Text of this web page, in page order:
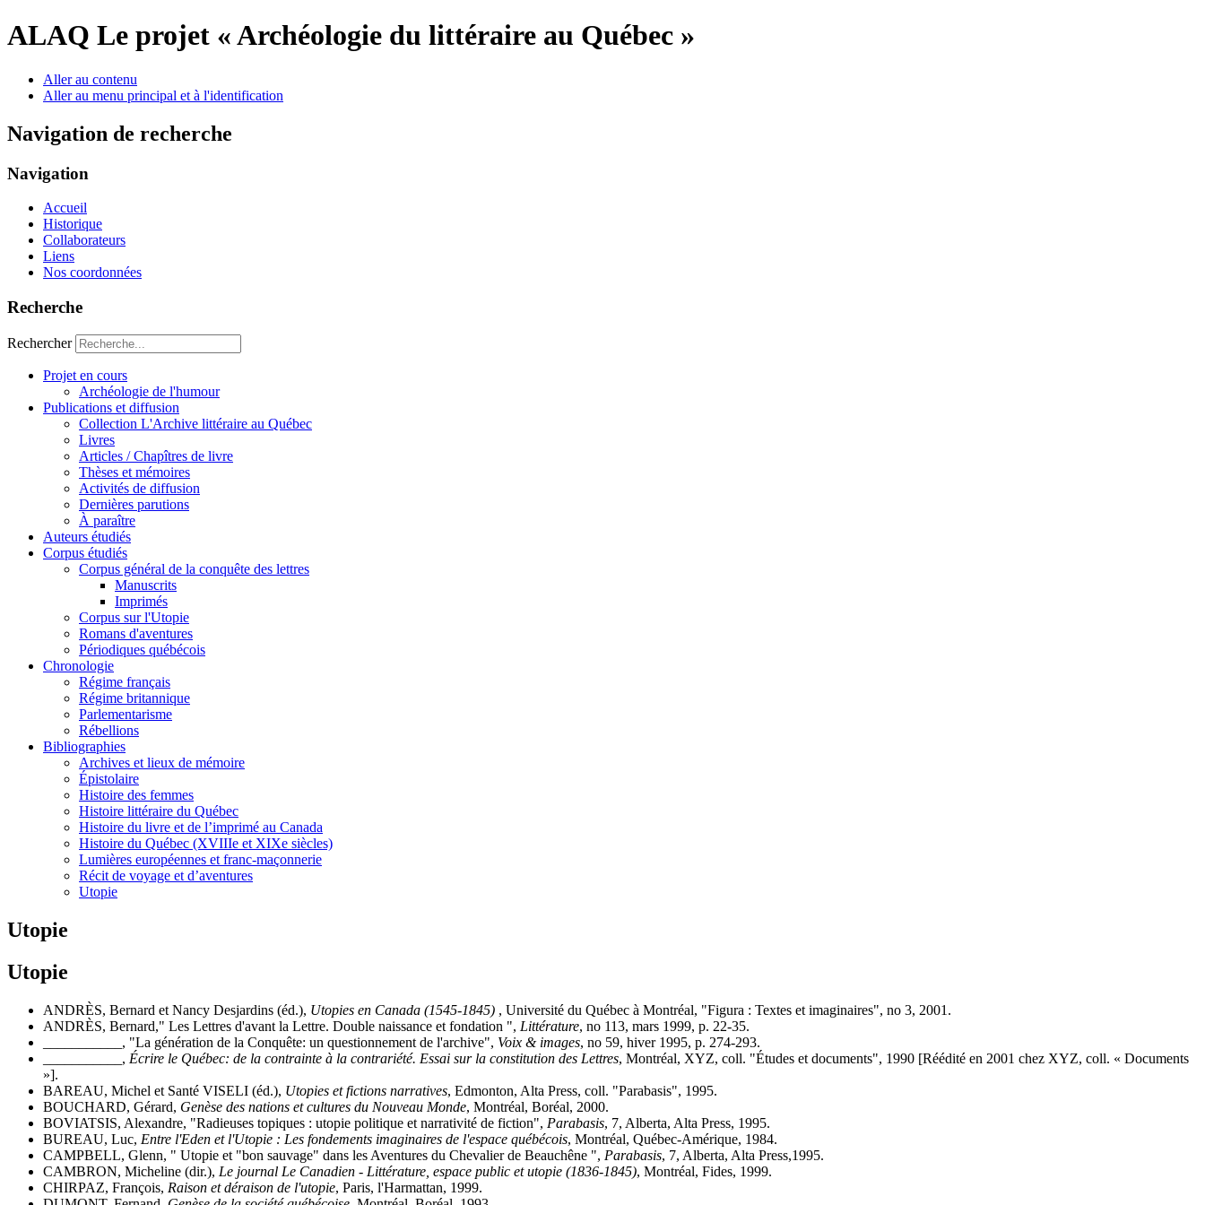
ALAQ Le projet « Archéologie du littéraire au Québec »
Aller au contenu
Aller au menu principal et à l'identification
Navigation de recherche
Navigation
Accueil
Historique
Collaborateurs
Liens
Nos coordonnées
Recherche
Rechercher
Projet en cours
Archéologie de l'humour
Publications et diffusion
Collection L'Archive littéraire au Québec
Livres
Articles / Chapîtres de livre
Thèses et mémoires
Activités de diffusion
Dernières parutions
À paraître
Auteurs étudiés
Corpus étudiés
Corpus général de la conquête des lettres
Manuscrits
Imprimés
Corpus sur l'Utopie
Romans d'aventures
Périodiques québécois
Chronologie
Régime français
Régime britannique
Parlementarisme
Rébellions
Bibliographies
Archives et lieux de mémoire
Épistolaire
Histoire des femmes
Histoire littéraire du Québec
Histoire du livre et de l’imprimé au Canada
Histoire du Québec (XVIIIe et XIXe siècles)
Lumières européennes et franc-maçonnerie
Récit de voyage et d’aventures
Utopie
Utopie
Utopie
ANDRÈS, Bernard et Nancy Desjardins (éd.), Utopies en Canada (1545-1845) , Université du Québec à Montréal, "Figura : Textes et imaginaires", no 3, 2001.
ANDRÈS, Bernard," Les Lettres d'avant la Lettre. Double naissance et fondation ", Littérature, no 113, mars 1999, p. 22-35.
___________, "La génération de la Conquête: un questionnement de l'archive", Voix & images, no 59, hiver 1995, p. 274-293.
___________, Écrire le Québec: de la contrainte à la contrariété. Essai sur la constitution des Lettres, Montréal, XYZ, coll. "Études et documents", 1990 [Réédité en 2001 chez XYZ, coll. « Documents
»].
BAREAU, Michel et Santé VISELI (éd.), Utopies et fictions narratives, Edmonton, Alta Press, coll. "Parabasis", 1995.
BOUCHARD, Gérard, Genèse des nations et cultures du Nouveau Monde, Montréal, Boréal, 2000.
BOVIATSIS, Alexandre, "Radieuses topiques : utopie politique et narrativité de fiction", Parabasis, 7, Alberta, Alta Press, 1995.
BUREAU, Luc, Entre l'Eden et l'Utopie : Les fondements imaginaires de l'espace québécois, Montréal, Québec-Amérique, 1984.
CAMPBELL, Glenn, " Utopie et "bon sauvage" dans les Aventures du Chevalier de Beauchêne ", Parabasis, 7, Alberta, Alta Press,1995.
CAMBRON, Micheline (dir.), Le journal Le Canadien - Littérature, espace public et utopie (1836-1845), Montréal, Fides, 1999.
CHIRPAZ, François, Raison et déraison de l'utopie, Paris, l'Harmattan, 1999.